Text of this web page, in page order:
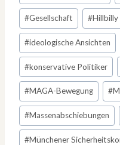
#Gesellschaft #Hillbilly
#ideologische Ansichten
#konservative Politiker
#MAGA-Bewegung #
#Massenabschiebungen
#Münchener